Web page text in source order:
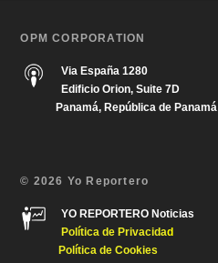
OPM CORPORATION
Via España 1280
Edificio Orion, Suite 7D
Panamá, República de Panamá
© 2026 Yo Reportero
YO REPORTERO Noticias
Política de Privacidad
Política de Cookies